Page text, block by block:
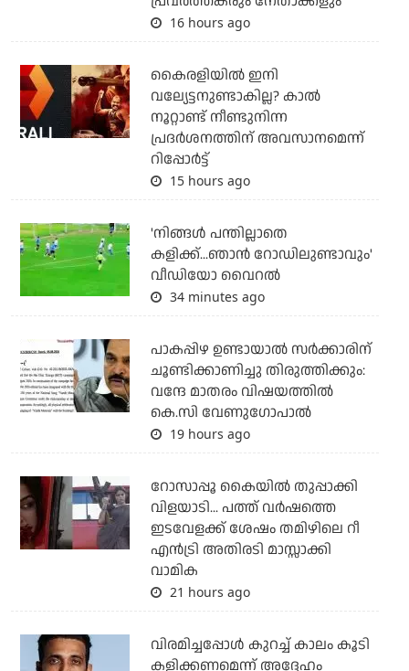
16 hours ago
കൈരളിയില്‍ ഇനി
വല്യേട്ടനുണ്ടാകില്ല? കാല്‍
നൂറ്റാണ്ട് നീണ്ടുനിന്ന
പ്രദര്‍ശനത്തിന് അവസാനമെന്ന്
റിപ്പോര്‍ട്ട്
15 hours ago
'നിങ്ങള്‍ പന്തില്ലാതെ
കളിക്ക്...ഞാന്‍ റോഡിലുണ്ടാവും'
വീഡിയോ വൈറല്‍
34 minutes ago
പാകപ്പിഴ ഉണ്ടായാല്‍ സര്‍ക്കാരിന്
ചൂണ്ടിക്കാണിച്ചു തിരുത്തിക്കും:
വന്ദേ മാതരം വിഷയത്തില്‍
കെ.സി വേണുഗോപാല്‍
19 hours ago
റോസാപ്പൂ കൈയില്‍ തുപ്പാക്കി
വിളയാടി... പത്ത് വര്‍ഷത്തെ
ഇടവേളക്ക് ശേഷം തമിഴിലെ റീ
എന്‍ട്രി അതിരടി മാസ്സാക്കി
വാമിക
21 hours ago
വിരമിച്ചപ്പോള്‍ കുറച്ച് കാലം കൂടി
കളിക്കണമെന്ന് അദ്ദേഹം